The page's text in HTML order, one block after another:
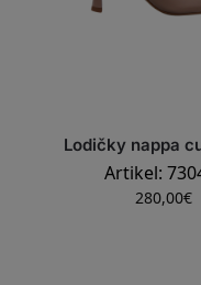
Lodičky nappa
Artikel:
280,00€